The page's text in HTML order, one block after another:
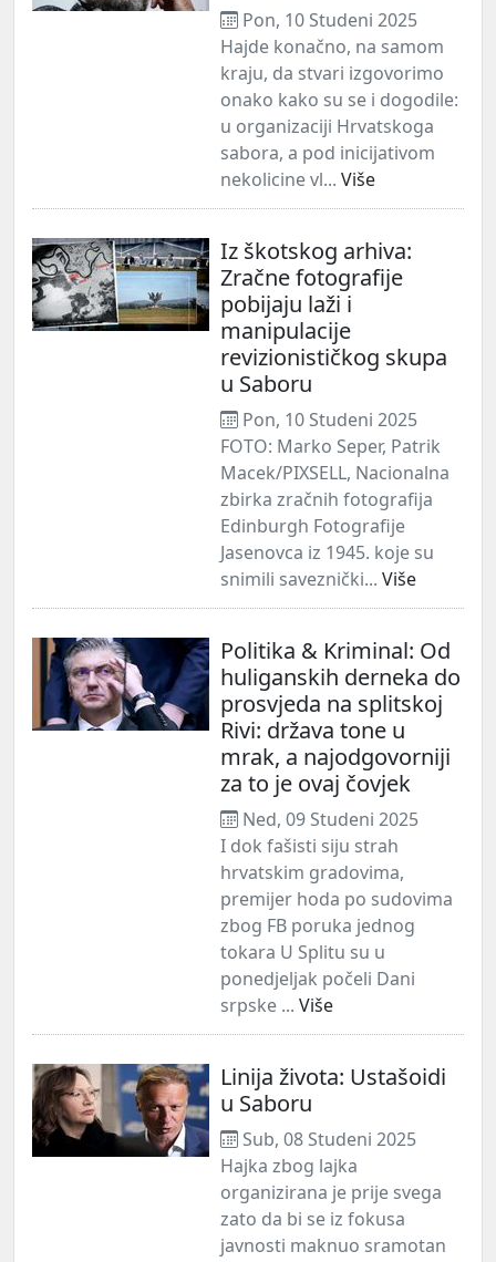
Pon, 10 Studeni 2025
Hajde konačno, na samom
kraju, da stvari izgovorimo
onako kako su se i dogodile:
u organizaciji Hrvatskoga
sabora, a pod inicijativom
nekolicine vl... Više
Iz škotskog arhiva:
Zračne fotografije
pobijaju laži i
manipulacije
revizionističkog skupa
u Saboru
Pon, 10 Studeni 2025
FOTO: Marko Seper, Patrik
Macek/PIXSELL, Nacionalna
zbirka zračnih fotografija
Edinburgh Fotografije
Jasenovca iz 1945. koje su
snimili saveznički... Više
Politika & Kriminal: Od
huliganskih derneka do
prosvjeda na splitskoj
Rivi: država tone u
mrak, a najodgovorniji
za to je ovaj čovjek
Ned, 09 Studeni 2025
I dok fašisti siju strah
hrvatskim gradovima,
premijer hoda po sudovima
zbog FB poruka jednog
tokara U Splitu su u
ponedjeljak počeli Dani
srpske ... Više
Linija života: Ustašoidi
u Saboru
Sub, 08 Studeni 2025
Hajka zbog lajka
organizirana je prije svega
zato da bi se iz fokusa
javnosti maknuo sramotan